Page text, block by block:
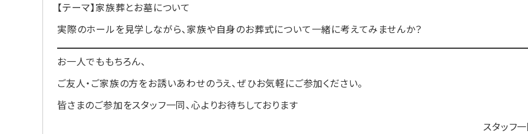
【テーマ】家族葬とお墓について
実際のホールを見学しながら、家族や自身のお葬式について一緒に考えてみませんか？
お一人でももちろん、
ご友人・ご家族の方をお誘いあわせのうえ、ぜひお気軽にご参加ください。
皆さまのご参加をスタッフ一同、心よりお待ちしております
スタッフ